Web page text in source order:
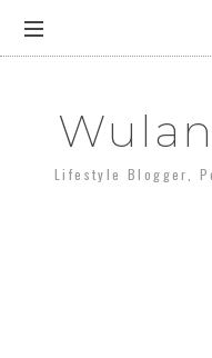
Lifestyle Blogger,